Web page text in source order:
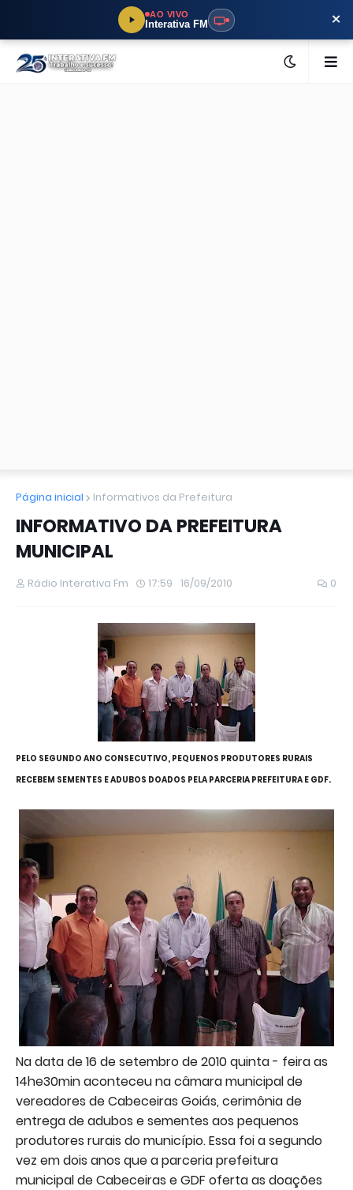
AO VIVO
Interativa FM ×
Página inicial Informativos da Prefeitura
INFORMATIVO DA PREFEITURA
MUNICIPAL
Rádio Interativa Fm 17:59 16/09/2010 0
PELO SEGUNDO ANO CONSECUTIVO, PEQUENOS PRODUTORES RURAIS
RECEBEM SEMENTES E ADUBOS DOADOS PELA PARCERIA PREFEITURA E GDF.
Na data de 16 de setembro de 2010 quinta - feira as
14he30min aconteceu na câmara municipal de
vereadores de Cabeceiras Goiás, cerimônia de
entrega de adubos e sementes aos pequenos
produtores rurais do município. Essa foi a segundo
vez em dois anos que a parceria prefeitura
municipal de Cabeceiras e GDF oferta as doações